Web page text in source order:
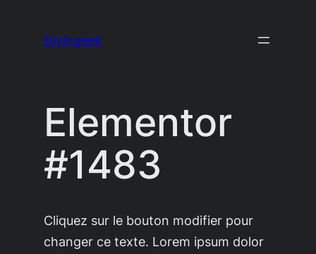
Divingeek
Elementor
#1483
Cliquez sur le bouton modifier pour
changer ce texte. Lorem ipsum dolor